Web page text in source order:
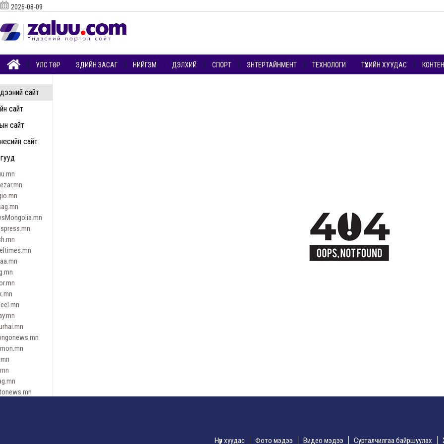
сайт
сайт
сайт
сайт
2026-08-09
УЛС ТӨР ЭДИЙН ЗАСАГ НИЙГЭМ ДЭЛХИЙ СПОРТ ЭНТЕРТАЙНМЕНТ ТЕХНОЛОГИ ТҮҮХИЙН ХУУДАС
Нүүр хуудас Фото мэдээ Видео мэдээ Сурталчилгаа байршуулах